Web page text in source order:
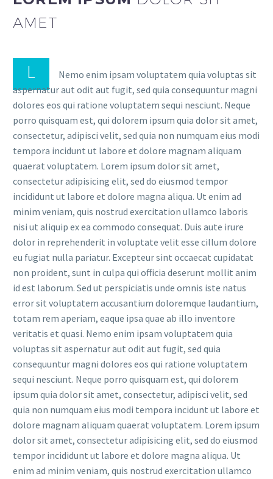
AMET
L
Nemo enim ipsam voluptatem quia voluptas sit
aspernatur aut odit aut fugit, sed quia consequuntur magni
dolores eos qui ratione voluptatem sequi nesciunt. Neque
porro quisquam est, qui dolorem ipsum quia dolor sit amet,
consectetur, adipisci velit, sed quia non numquam eius modi
tempora incidunt ut labore et dolore magnam aliquam
quaerat voluptatem. Lorem ipsum dolor sit amet,
consectetur adipisicing elit, sed do eiusmod tempor
incididunt ut labore et dolore magna aliqua. Ut enim ad
minim veniam, quis nostrud exercitation ullamco laboris
nisi ut aliquip ex ea commodo consequat. Duis aute irure
dolor in reprehenderit in voluptate velit esse cillum dolore
eu fugiat nulla pariatur. Excepteur sint occaecat cupidatat
non proident, sunt in culpa qui officia deserunt mollit anim
id est laborum. Sed ut perspiciatis unde omnis iste natus
error sit voluptatem accusantium doloremque laudantium,
totam rem aperiam, eaque ipsa quae ab illo inventore
veritatis et quasi. Nemo enim ipsam voluptatem quia
voluptas sit aspernatur aut odit aut fugit, sed quia
consequuntur magni dolores eos qui ratione voluptatem
sequi nesciunt. Neque porro quisquam est, qui dolorem
ipsum quia dolor sit amet, consectetur, adipisci velit, sed
quia non numquam eius modi tempora incidunt ut labore et
dolore magnam aliquam quaerat voluptatem. Lorem ipsum
dolor sit amet, consectetur adipisicing elit, sed do eiusmod
tempor incididunt ut labore et dolore magna aliqua. Ut
enim ad minim veniam, quis nostrud exercitation ullamco